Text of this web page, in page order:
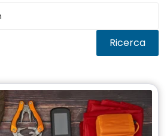
Ricerca